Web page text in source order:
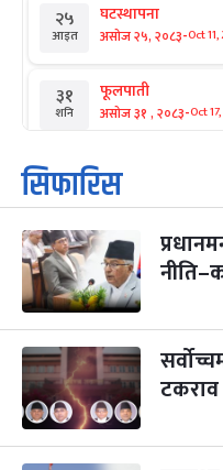
२५
आइत
घटस्थापना
असोज २५, २०८३-Oct
३१
शनि
फूलपाती
असोज ३१ , २०८३-Oct
१
आइत
कार्तिक सङ्क्रान्ति
कार्तिक १, २०८३
३
मंगल
महानवमी
कार्तिक ३, २०८३-Oct
४
बुध कार्तिक ४, २०८३ -Oct 21,
५
बिहि
पापा‌ङ्कुशा एकादशी व्रत
कार्तिक ५, २०८३
सिफारिस
टकराव